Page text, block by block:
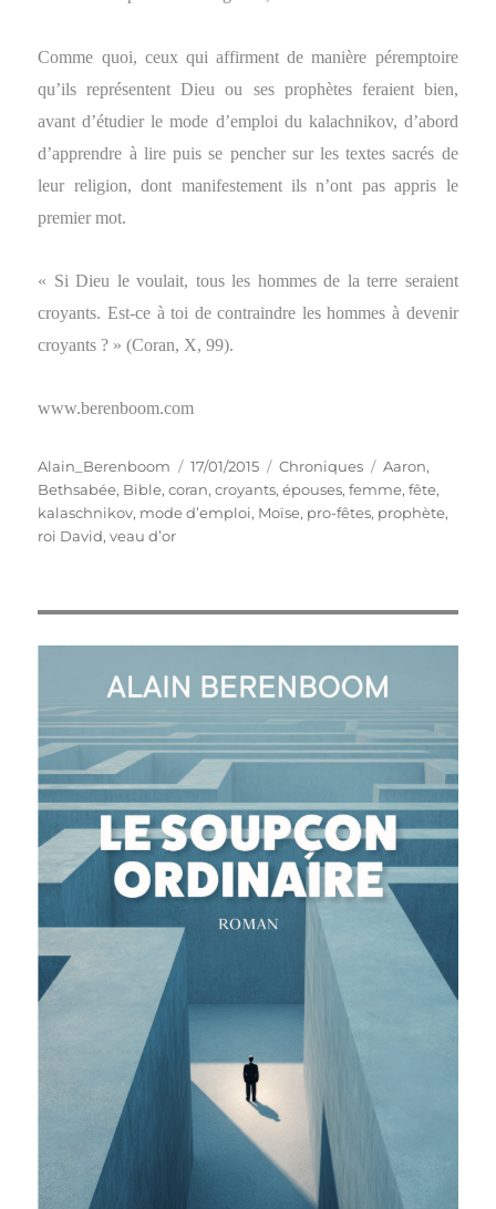
Comme quoi, ceux qui affirment de manière péremptoire
qu’ils représentent Dieu ou ses prophètes feraient bien,
avant d’étudier le mode d’emploi du kalachnikov, d’abord
d’apprendre à lire puis se pencher sur les textes sacrés de
leur religion, dont manifestement ils n’ont pas appris le
premier mot.
« Si Dieu le voulait, tous les hommes de la terre seraient
croyants. Est-ce à toi de contraindre les hommes à devenir
croyants ? » (Coran, X, 99).
www.berenboom.com
Auteur
Alain_Berenboom
Publié
le
17/01/2015 Catégories
Chroniques Étiquettes
Aaron,
Bethsabée, Bible,coran,croyants,épouses,femme,fête,
kalaschnikov, mode d’emploi, Moïse, pro-fêtes, prophète,
roi David,veau d’or